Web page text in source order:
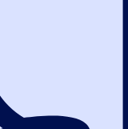
процедур АО
практической
цикл закупок и